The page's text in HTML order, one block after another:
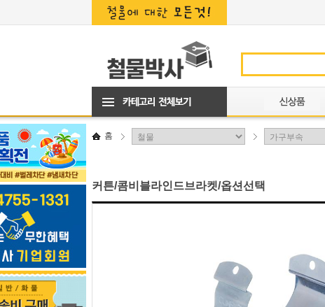
홈
커튼/콤비블라인드브라켓/옵션선택